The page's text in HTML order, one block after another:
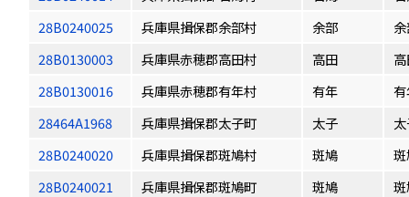
28B0240025
兵庫県揖保郡余部村 余部
28B0130003
兵庫県赤穂郡高田村 高田
28B0130016
兵庫県赤穂郡有年村 有年
28464A1968
兵庫県揖保郡太子町 太子
28B0240020
兵庫県揖保郡斑鳩村 斑鳩
28B0240021
兵庫県揖保郡斑鳩町 斑鳩